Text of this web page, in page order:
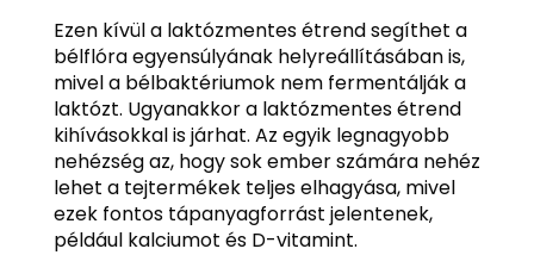
Ezen kívül a laktózmentes étrend segíthet a
bélflóra egyensúlyának helyreállításában is,
mivel a bélbaktériumok nem fermentálják a
laktózt. Ugyanakkor a laktózmentes étrend
kihívásokkal is járhat. Az egyik legnagyobb
nehézség az, hogy sok ember számára nehéz
lehet a tejtermékek teljes elhagyása, mivel
ezek fontos tápanyagforrást jelentenek,
például kalciumot és D-vitamint.